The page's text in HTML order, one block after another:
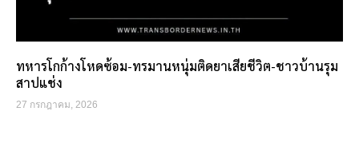
ทหารโกก้างโหดซ้อม-ทรมานหนุ่มติดยาเสียชีวิต-ชาวบ้านรุม
สาปแช่ง
27 กรกฎาคม, 2026